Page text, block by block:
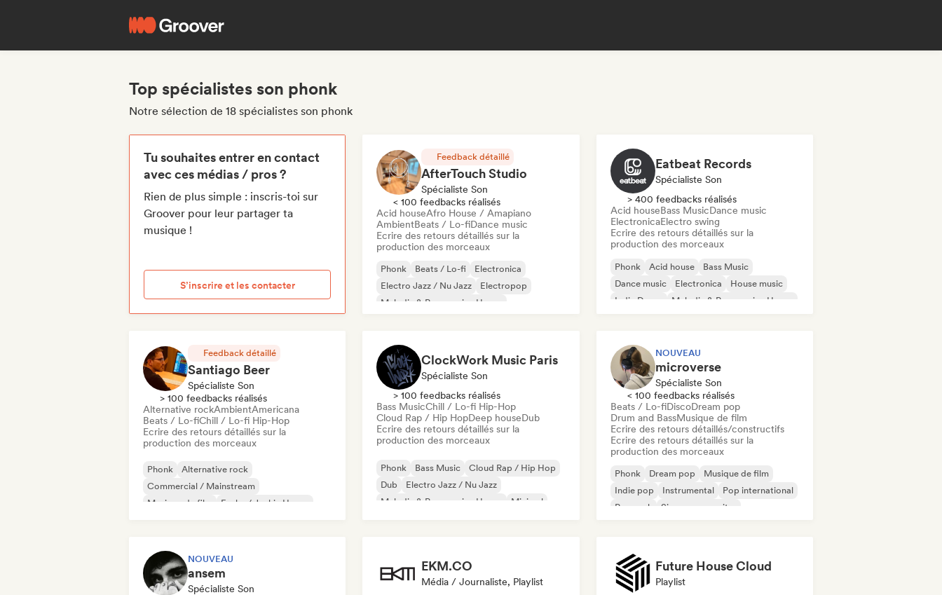
Top spécialistes son phonk
Notre sélection de 18 spécialistes son phonk
Tu souhaites entrer en contact
avec ces médias / pros ?
Rien de plus simple : inscris-toi sur
Groover pour leur partager ta
musique !
S’inscrire et les contacter
Feedback détaillé
AfterTouch Studio
Spécialiste Son
< 100 feedbacks réalisés
Acid houseAfro House / Amapiano
AmbientBeats / Lo-fiDance music
Ecrire des retours détaillés sur la
production des morceaux
Phonk Beats / Lo-fi
Electronica
Electro Jazz / Nu Jazz
Electropop
Melodic & Progressive House
Eatbeat Records
Spécialiste Son
> 400 feedbacks réalisés
Acid houseBass MusicDance music
ElectronicaElectro swing
Ecrire des retours détaillés sur la
production des morceaux
Phonk Acid house
Bass Music
Dance music
Electronica
House music
Indie Dance
Melodic & Progressive House
Feedback détaillé
Santiago Beer
Spécialiste Son
> 100 feedbacks réalisés
Alternative rockAmbientAmericana
Beats / Lo-fiChill / Lo-fi Hip-Hop
Ecrire des retours détaillés sur la
production des morceaux
Phonk
Alternative rock
Commercial / Mainstream
Musique de film
Funky / Jackin House
ClockWork Music Paris
Spécialiste Son
> 100 feedbacks réalisés
Bass MusicChill / Lo-fi Hip-Hop
Cloud Rap / Hip HopDeep houseDub
Ecrire des retours détaillés sur la
production des morceaux
Phonk Bass Music
Cloud Rap / Hip Hop
Dub
Electro Jazz / Nu Jazz
Melodic & Progressive House
Minimal
NOUVEAU
microverse
Spécialiste Son
< 100 feedbacks réalisés
Beats / Lo-fiDiscoDream pop
Drum and BassMusique de film
Ecrire des retours détaillés/constructifs
Ecrire des retours détaillés sur la
production des morceaux
Phonk Dream pop
Musique de film
Indie pop
Instrumental
Pop international
Pop rock
Singer-songwriter
NOUVEAU
ansem
Spécialiste Son
EKM.CO
Média / Journaliste, Playlist
Future House Cloud
Playlist